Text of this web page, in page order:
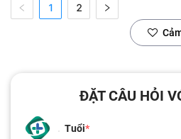
1 2
ĐẶT CÂU HỎI
Tuổi